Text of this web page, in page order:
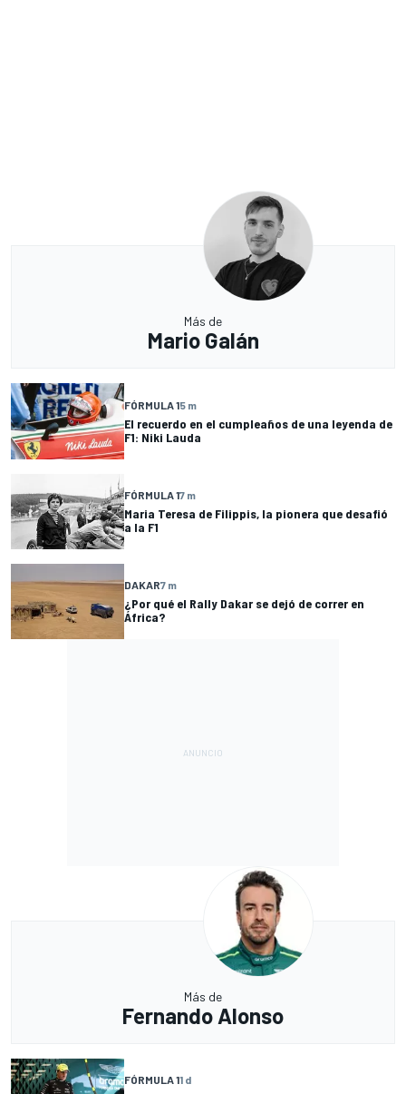
Más de
Mario Galán
FÓRMULA 15 m
El recuerdo en el cumpleaños de una leyenda de
F1: Niki Lauda
FÓRMULA 17 m
Maria Teresa de Filippis, la pionera que desafió
a la F1
DAKAR7 m
¿Por qué el Rally Dakar se dejó de correr en
África?
Más de
Fernando Alonso
FÓRMULA 11 d